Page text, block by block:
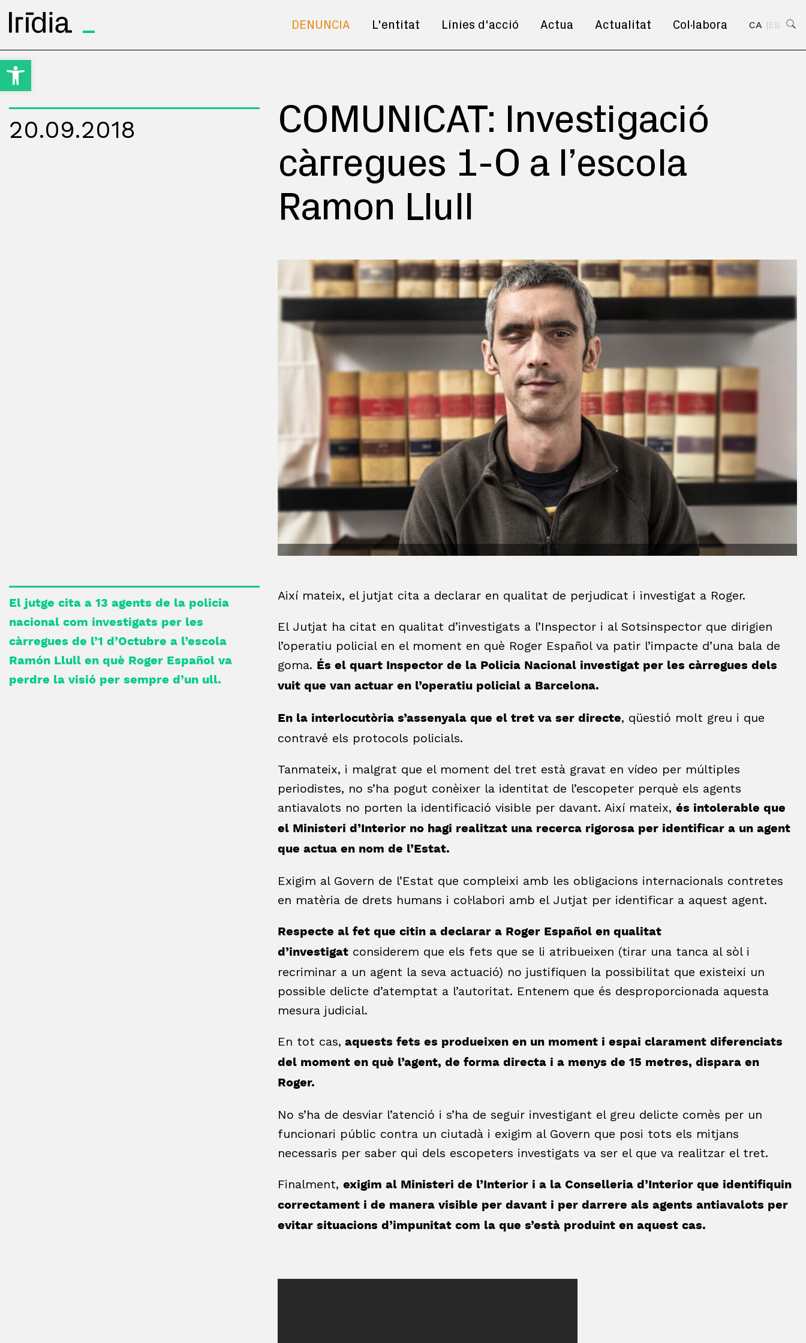
Obre la barra d'eines
Irídia DENUNCIA L'entitat Línies d'acció Actua Actualitat Col·labora CA ES
20.09.2018
COMUNICAT: Investigació
càrregues 1-O a l’escola
Ramon Llull
El jutge cita a 13 agents de la policia
nacional com investigats per les
càrregues de l’1 d’Octubre a l’escola
Ramón Llull en què Roger Español va
perdre la visió per sempre d’un ull.
Així mateix, el jutjat cita a declarar en qualitat de perjudicat i investigat a Roger.
El Jutjat ha citat en qualitat d’investigats a l’Inspector i al Sotsinspector que dirigien
l’operatiu policial en el moment en què Roger Español va patir l’impacte d’una bala de
goma. És el quart Inspector de la Policia Nacional investigat per les càrregues dels
vuit que van actuar en l’operatiu policial a Barcelona.
En la interlocutòria s’assenyala que el tret va ser directe, qüestió molt greu i que
contravé els protocols policials.
Tanmateix, i malgrat que el moment del tret està gravat en vídeo per múltiples
periodistes, no s’ha pogut conèixer la identitat de l’escopeter perquè els agents
antiavalots no porten la identificació visible per davant. Així mateix, és intolerable que
el Ministeri d’Interior no hagi realitzat una recerca rigorosa per identificar a un agent
que actua en nom de l’Estat.
Exigim al Govern de l’Estat que compleixi amb les obligacions internacionals contretes
en matèria de drets humans i col·labori amb el Jutjat per identificar a aquest agent.
Respecte al fet que citin a declarar a Roger Español en qualitat
d’investigatconsiderem que els fets que se li atribueixen (tirar una tanca al sòl i
recriminar a un agent la seva actuació) no justifiquen la possibilitat que existeixi un
possible delicte d’atemptat a l’autoritat. Entenem que és desproporcionada aquesta
mesura judicial.
En tot cas, aquests fets es produeixen en un moment i espai clarament diferenciats
del moment en què l’agent, de forma directa i a menys de 15 metres, dispara en
Roger.
No s’ha de desviar l’atenció i s’ha de seguir investigant el greu delicte comès per un
funcionari públic contra un ciutadà i exigim al Govern que posi tots els mitjans
necessaris per saber qui dels escopeters investigats va ser el que va realitzar el tret.
Finalment, exigim al Ministeri de l’Interior i a la Conselleria d’Interior que identifiquin
correctament i de manera visible per davant i per darrere als agents antiavalots per
evitar situacions d’impunitat com la que s’està produint en aquest cas.